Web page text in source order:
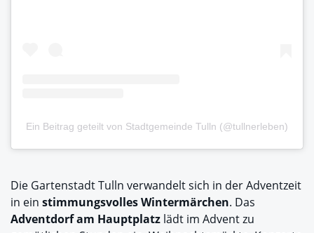
Ein Beitrag geteilt von Stadtgemeinde Tulln (@tullnerleben)
Die Gartenstadt Tulln verwandelt sich in der Adventzeit
in ein stimmungsvolles Wintermärchen. Das
Adventdorf am Hauptplatz lädt im Advent zu